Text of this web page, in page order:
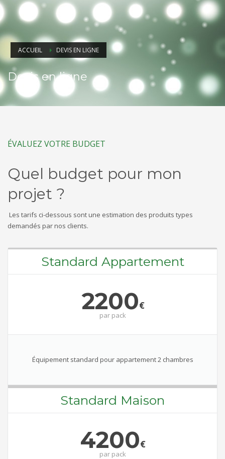
ACCUEIL DEVIS EN LIGNE
Devis en ligne
ÉVALUEZ VOTRE BUDGET
Quel budget pour mon
projet ?
Les tarifs ci-dessous sont une estimation des produits types
demandés par nos clients.
Standard Appartement
2200€
par pack
Équipement standard pour appartement 2 chambres
Standard Maison
4200€
par pack